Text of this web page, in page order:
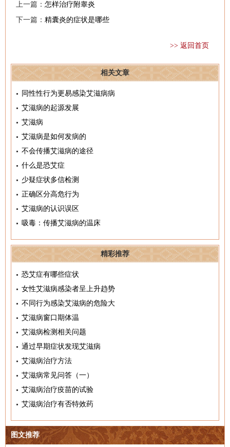
上一篇： 怎样治疗附睾炎
下一篇： 精囊炎的症状是哪些
>> 返回首页
相关文章
同性性行为更易感染艾滋病病
艾滋病的起源发展
艾滋病
艾滋病是如何发病的
不会传播艾滋病的途径
什么是恐艾症
少疑症状多信检测
正确区分高危行为
艾滋病的认识误区
吸毒：传播艾滋病的温床
精彩推荐
恐艾症有哪些症状
女性艾滋病感染者呈上升趋势
不同行为感染艾滋病的危险大
艾滋病窗口期体温
艾滋病检测相关问题
通过早期症状发现艾滋病
艾滋病治疗方法
艾滋病常见问答（一）
艾滋病治疗疫苗的试验
艾滋病治疗有否特效药
图文推荐